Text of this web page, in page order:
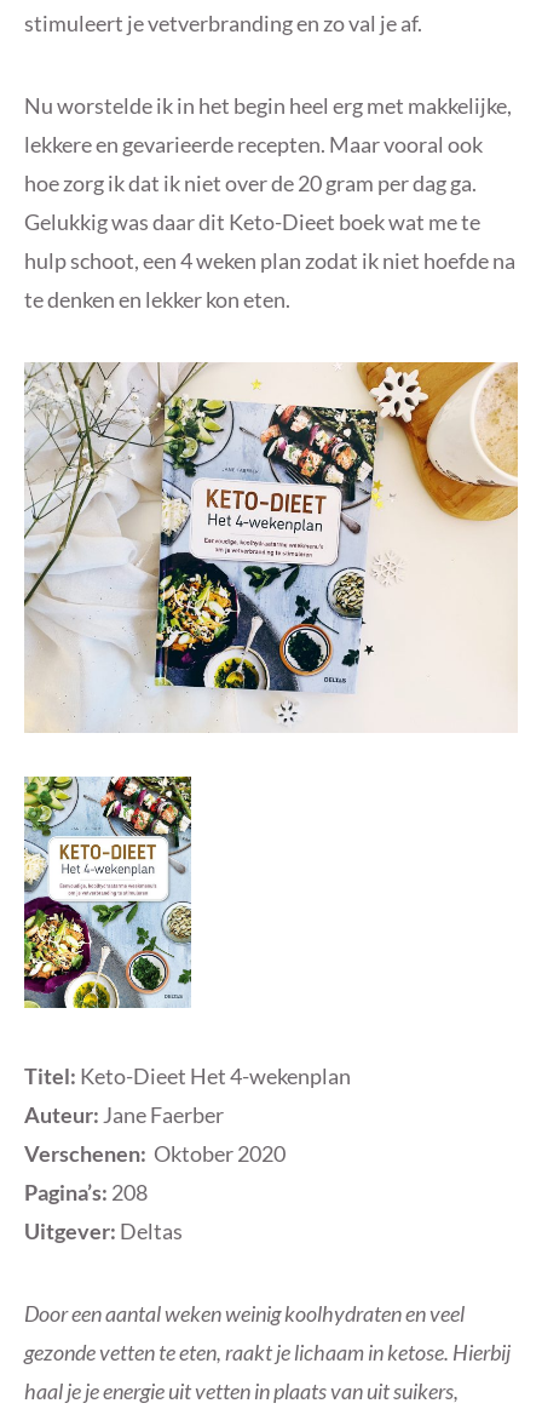
stimuleert je vetverbranding en zo val je af.
Nu worstelde ik in het begin heel erg met makkelijke,
lekkere en gevarieerde recepten. Maar vooral ook
hoe zorg ik dat ik niet over de 20 gram per dag ga.
Gelukkig was daar dit Keto-Dieet boek wat me te
hulp schoot, een 4 weken plan zodat ik niet hoefde na
te denken en lekker kon eten.
Titel: Keto-Dieet Het 4-wekenplan
Auteur: Jane Faerber
Verschenen: Oktober 2020
Pagina’s: 208
Uitgever: Deltas
Door een aantal weken weinig koolhydraten en veel
gezonde vetten te eten, raakt je lichaam in ketose. Hierbij
haal je je energie uit vetten in plaats van uit suikers,